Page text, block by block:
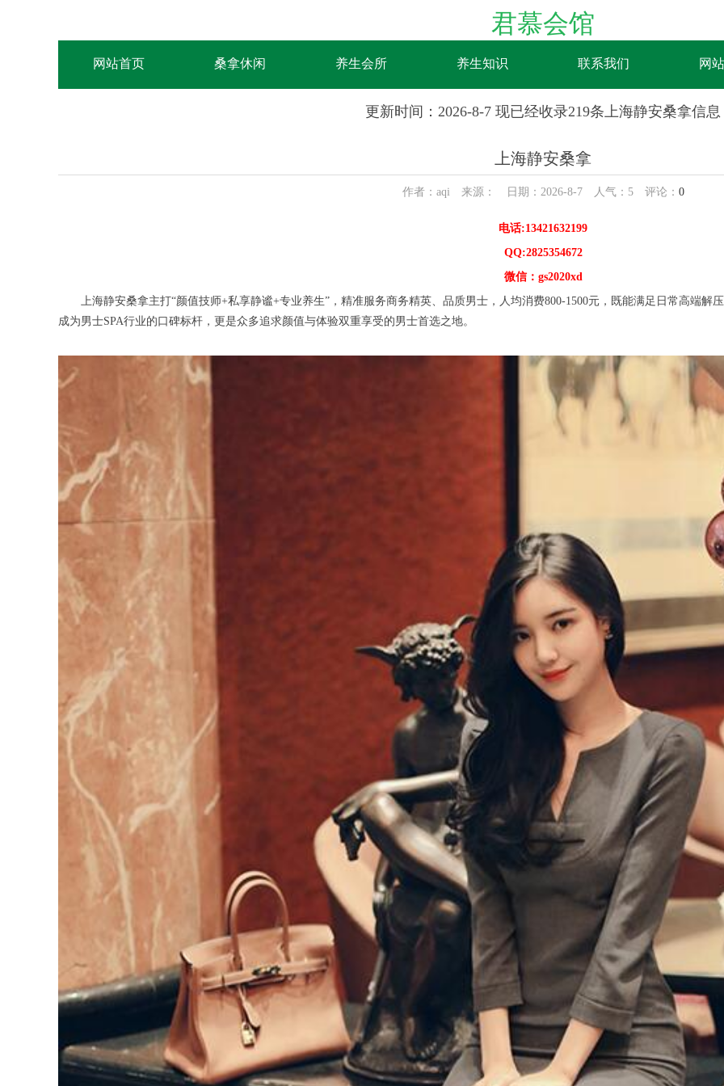
君慕会馆
网站首页 桑拿休闲 养生会所 养生知识 联系我们 网
更新时间：2026-8-7 现已经收录219条上海静安桑拿信息
上海静安桑拿
作者：aqi 来源： 日期：2026-8-7 人气： 5评论： 0
电话:13421632199
QQ:2825354672
微信：gs2020xd
上海静安桑拿主打“颜值技师+私享静谧+专业养生”，精准服务商务精英、品质男士，人均消费800-1500元，既能满足日常高端解
成为男士SPA行业的口碑标杆，更是众多追求颜值与体验双重享受的男士首选之地。